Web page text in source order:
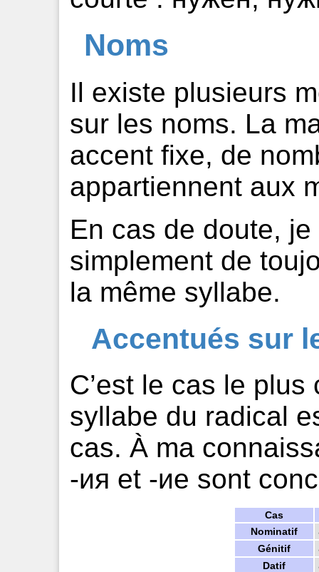
Noms
Il existe plusieurs
sur les noms. La
accent fixe, de
appartiennent aux
En cas de doute,
simplement de
la même syllabe.
Accentués sur
C’est le cas le
syllabe du radical
cas. À ma
-ия et -ие sont
Cas
Nominatif
Génitif
Datif